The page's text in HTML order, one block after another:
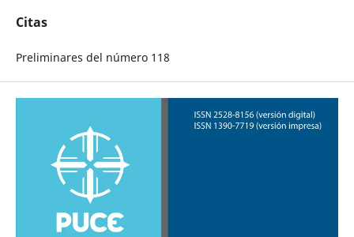
Citas
Preliminares del número 118